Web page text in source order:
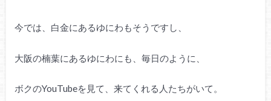
今では、白金にあるゆにわもそうですし、
大阪の楠葉にあるゆにわにも、毎日のように、
ボクのYouTubeを見て、 来てくれる人たちがいて。